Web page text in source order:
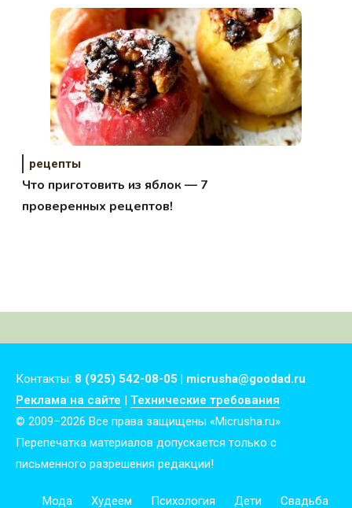
рецепты
Что приготовить из яблок — 7
проверенных рецептов!
Контакты: 8 (925) 542-08-05 | micrusha@goodad.ru
Реклама на сайте
Технические требования
© 2009–2026 Все права защищены «Micrusha.ru»
Перепечатка материалов допускается только с
письменного разрешения редакции!
Мода Худеем Психология Дети Свадьба